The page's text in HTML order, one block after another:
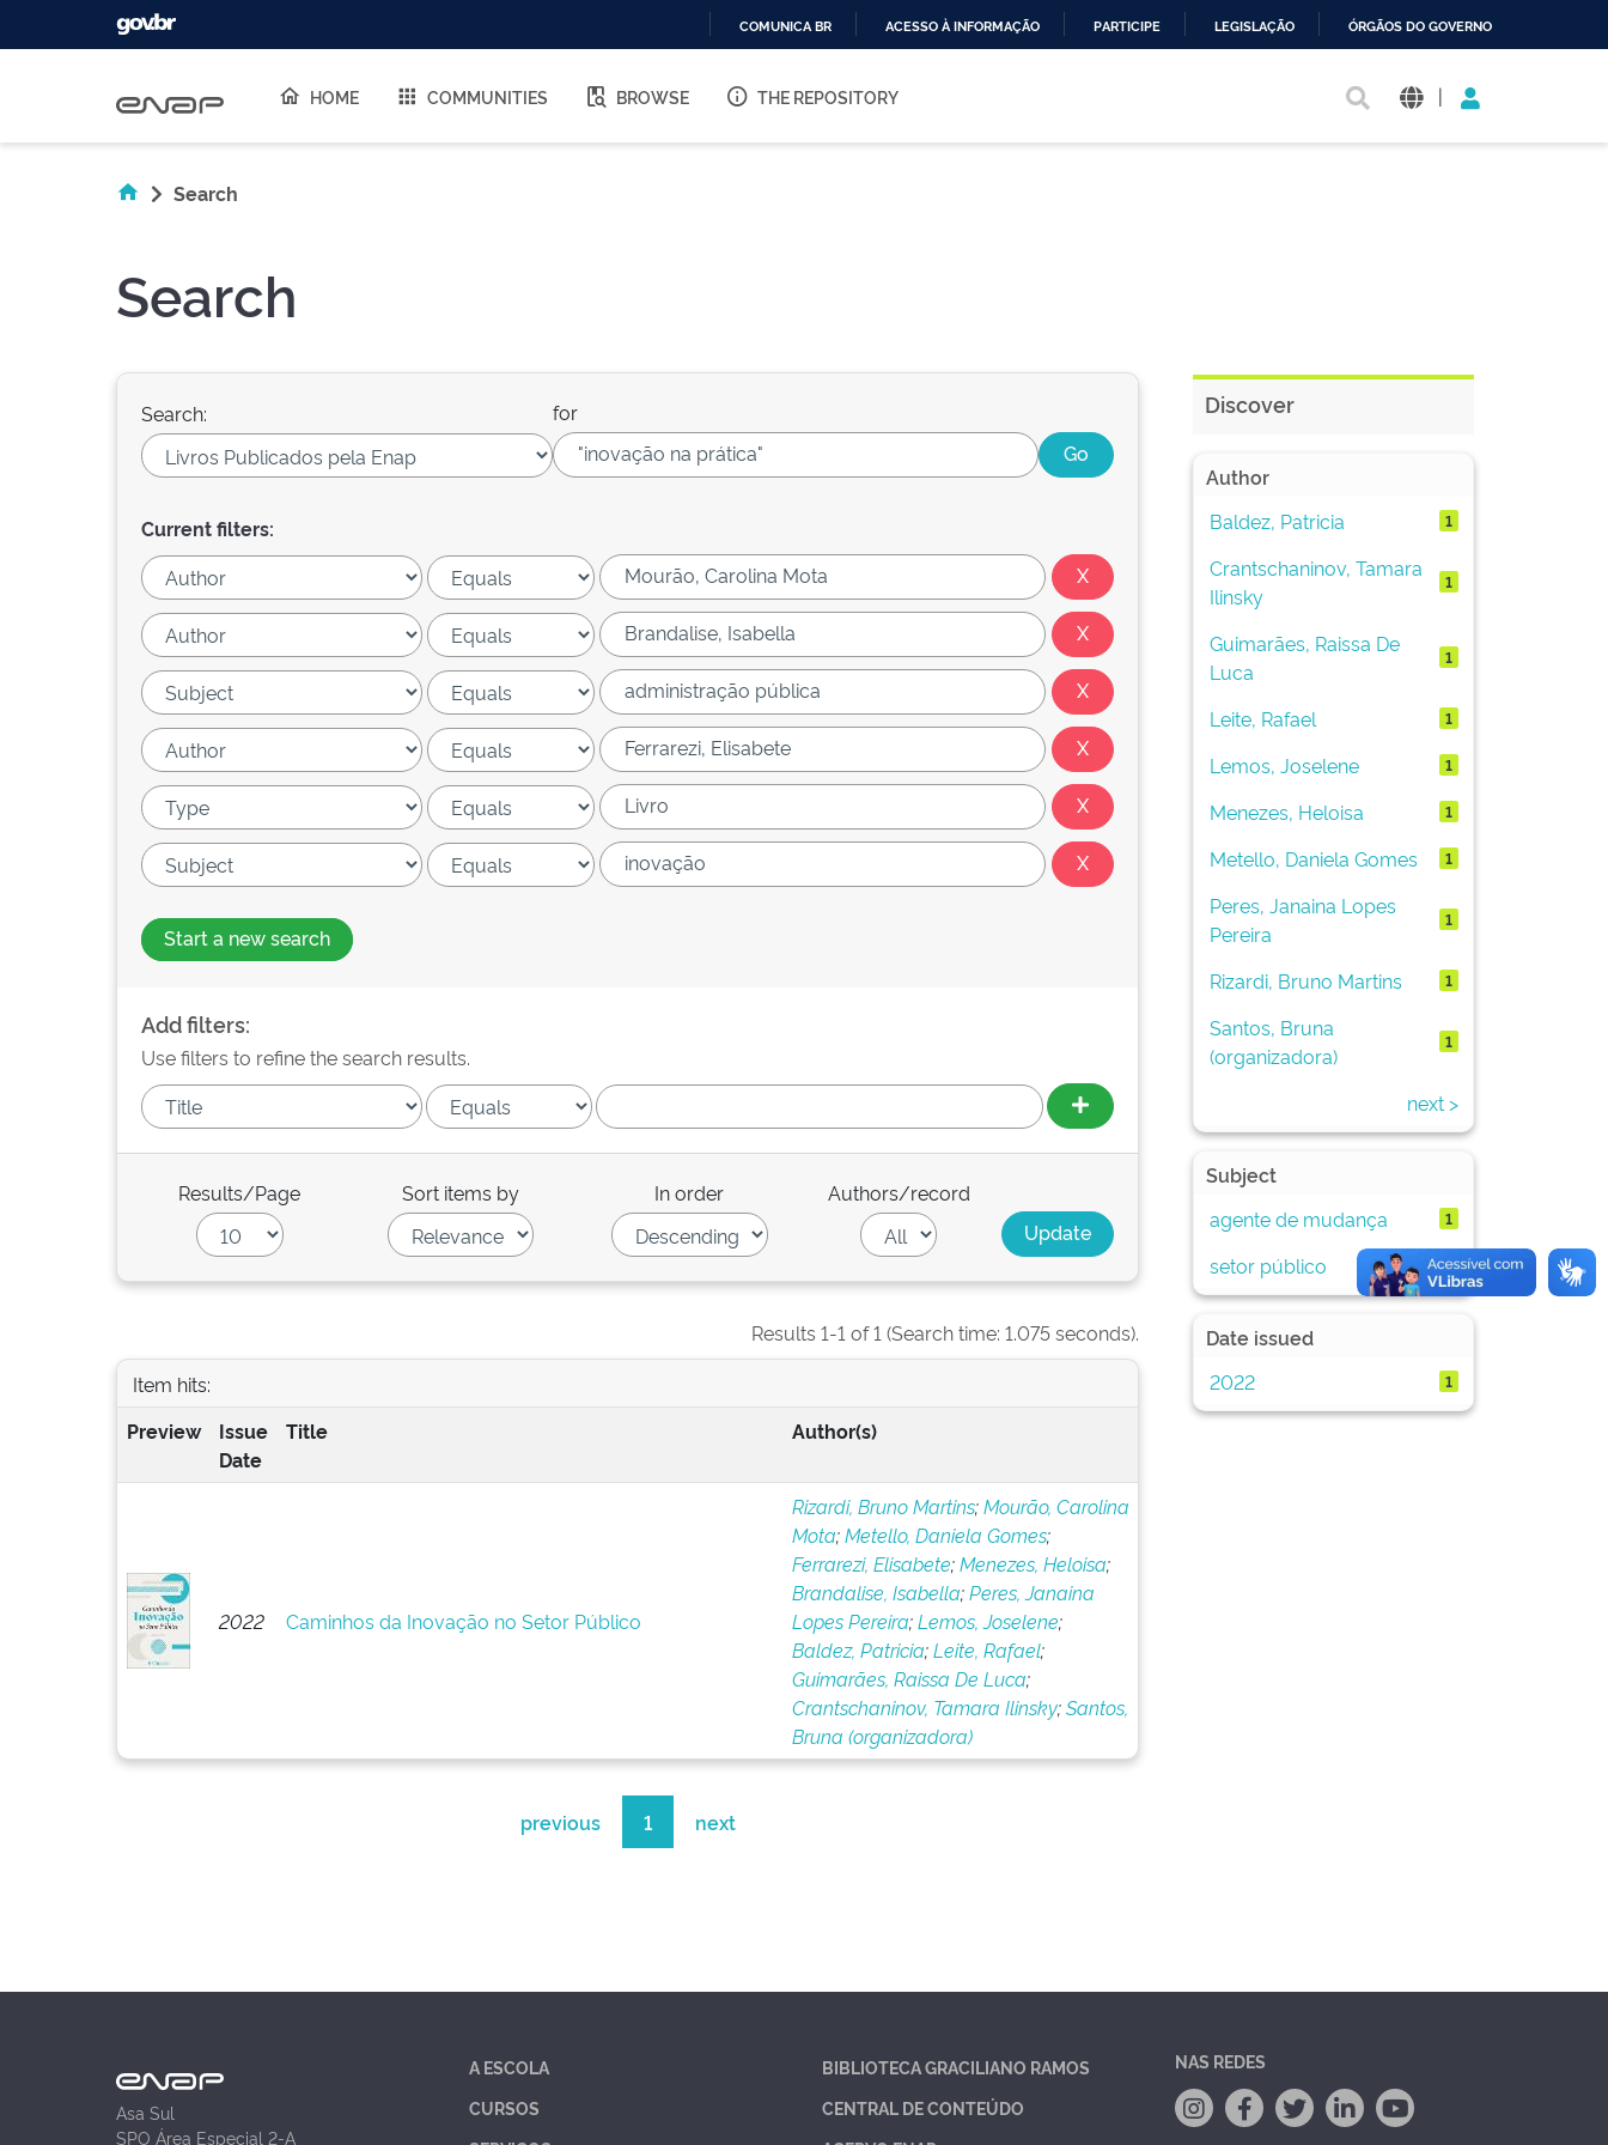
O
COMUNICA BR ACESSO À INFORMAÇÃO PARTICIPE LEGISLAÇÃO ÓRGÃOS DO GOVERNO
HOME COMMUNITIES BROWSE THE REPOSITORY |
Search
Search
Search: for
Current filters:
Start a new search
Add filters:
Use filters to refine the search results.
Results/Page Sort items by In order Authors/record
Results 1-1 of 1 (Search time: 1.075 seconds).
Item hits:
Preview
Issue
Date
Title Author(s)
2022 Caminhos da Inovação no Setor Público
Rizardi, Bruno Martins;Mourão, Carolina
Mota;Metello, Daniela Gomes;
Ferrarezi, Elisabete;Menezes, Heloisa;
Brandalise, Isabella;Peres, Janaina
Lopes Pereira;Lemos, Joselene;
Baldez, Patricia;Leite, Rafael;
Guimarães, Raissa De Luca;
Crantschaninov, Tamara Ilinsky;Santos,
Bruna (organizadora)
previous 1 next
Discover
Author
Baldez, Patricia
1
Crantschaninov, Tamara
Ilinsky
1
Guimarães, Raissa De
Luca
1
Leite, Rafael 1
Lemos, Joselene 1
Menezes, Heloisa 1
Metello, Daniela Gomes 1
Peres, Janaina Lopes
Pereira
1
Rizardi, Bruno Martins 1
Santos, Bruna
(organizadora)
1
next >
Subject
agente de mudança
1
setor público 1
Date issued
2022
1
Asa Sul
SPO Área Especial 2-A
A ESCOLA
CURSOS
BIBLIOTECA GRACILIANO RAMOS
CENTRAL DE CONTEÚDO
NAS REDES